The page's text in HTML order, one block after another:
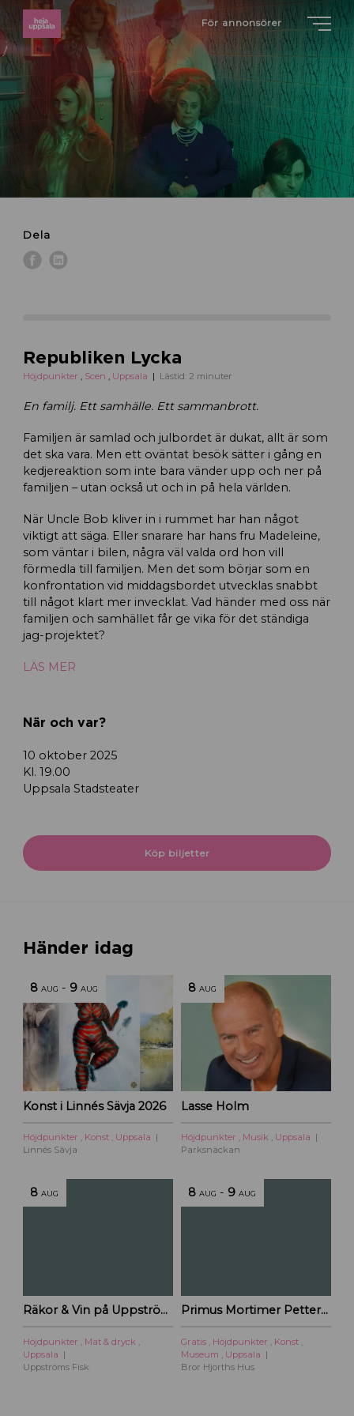
För annonsörer
Dela
Republiken Lycka
Höjdpunkter , Scen , Uppsala Lästid: 2 minuter
En familj. Ett samhälle. Ett sammanbrott.
Familjen är samlad och julbordet är dukat, allt är som
det ska vara. Men ett oväntat besök sätter i gång en
kedjereaktion som inte bara vänder upp och ner på
familjen – utan också ut och in på hela världen.
När Uncle Bob kliver in i rummet har han något
viktigt att säga. Eller snarare har hans fru Madeleine,
som väntar i bilen, några väl valda ord hon vill
förmedla till familjen. Men det som börjar som en
konfrontation vid middagsbordet utvecklas snabbt
till något klart mer invecklat. Vad händer med oss när
familjen och samhället får ge vika för det ständiga
jag-projektet?
LÄS MER
När och var?
10 oktober 2025
Kl. 19.00
Uppsala Stadsteater
Köp biljetter
Händer idag
8 AUG - 9 AUG
Konst i Linnés Sävja 2026
Höjdpunkter , Konst , Uppsala
Linnés Sävja
8 AUG
Lasse Holm
Höjdpunkter , Musik , Uppsala
Parksnäckan
8 AUG
Räkor & Vin på Uppströms Fisk
Höjdpunkter Mat & dryck
Uppsala
Uppströms Fisk
8 AUG - 9 AUG
Primus Mortimer Pettersson
Gratis Höjdpunkter Konst
Museum
Uppsala
Bror Hjorths Hus